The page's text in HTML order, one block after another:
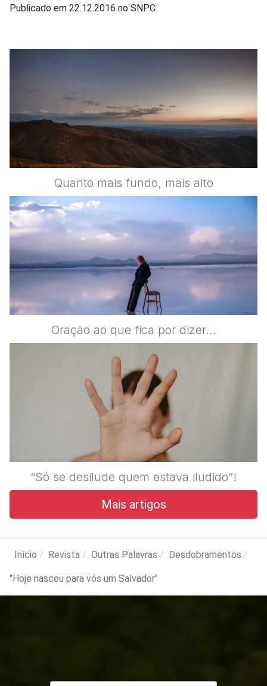
Publicado em 22.12.2016 no SNPC
Quanto mais fundo, mais alto
Oração ao que fica por dizer…
“Só se desilude quem estava iludido”!
Mais artigos
Início Revista Outras Palavras Desdobramentos
"Hoje nasceu para vós um Salvador"